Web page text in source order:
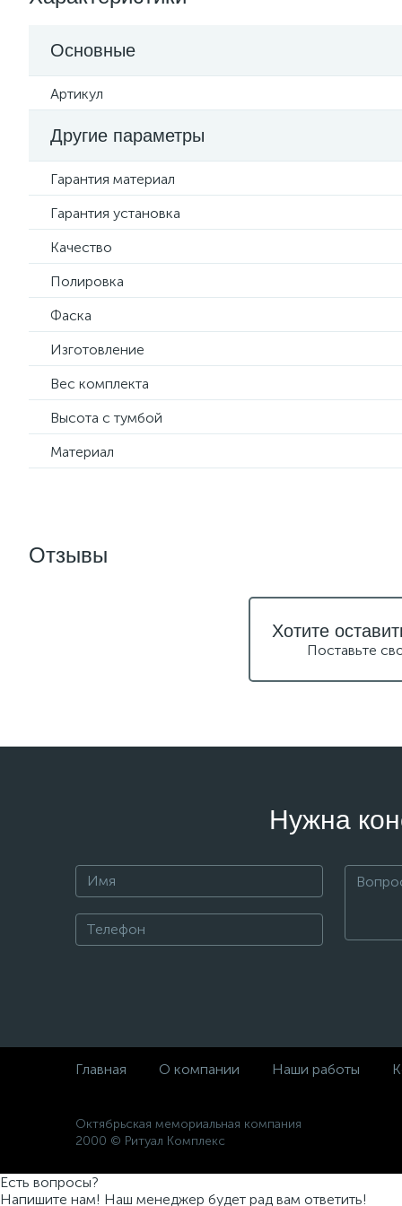
Основные
Артикул
Другие параметры
Гарантия материал
Гарантия установка
Качество
Полировка
Фаска
Изготовление
Вес комплекта
Высота с тумбой
Материал
Отзывы
Хотите
Поставьте
Нужна
Главная О компании Наши работы
Октябрьская мемориальная компания
2000 © Ритуал Комплекс
Есть вопросы?
Напишите нам! Наш менеджер будет рад вам ответить!